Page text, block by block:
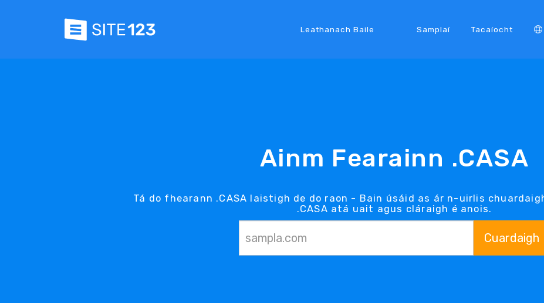
Leathanach Baile Samplaí Tacaíocht
Ainm Fearainn .CASA
Tá do fhearann .CASA laistigh de do raon - Bain úsáid as ár n-uirlis
.CASA atá uait agus cláraigh é anois.
Cuardaigh